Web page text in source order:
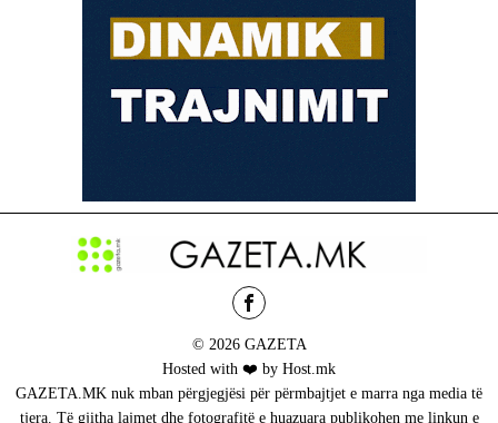
© 2026 GAZETA
Hosted with ❤️ by Host.mk
GAZETA.MK nuk mban përgjegjësi për përmbajtjet e marra nga media të
tjera. Të gjitha lajmet dhe fotografitë e huazuara publikohen me linkun e